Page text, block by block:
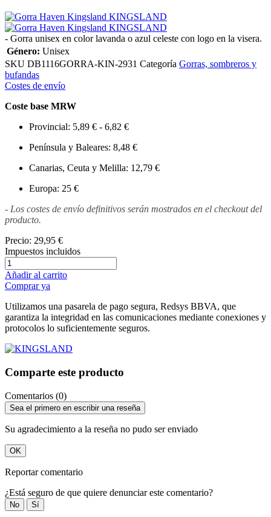
- Gorra unisex en color lavanda o azul celeste con logo en la visera.
Género: Unisex
SKU DB1116GORRA-KIN-2931 Categoría Gorras, sombreros y
bufandas
Costes de envío
Coste base MRW
Provincial: 5,89 € - 6,82 €
Península y Baleares: 8,48 €
Canarias, Ceuta y Melilla: 12,79 €
Europa: 25 €
- Los costes de envío definitivos serán mostrados en el checkout del
producto.
Precio: 29,95 €
Impuestos incluidos
Añadir al carrito
Comprar ya
Utilizamos una pasarela de pago segura, Redsys BBVA, que
garantiza la integridad en las comunicaciones mediante conexiones y
protocolos lo suficientemente seguros.
Comparte este producto
Comentarios (0)
Sea el primero en escribir una reseña
Su agradecimiento a la reseña no pudo ser enviado
OK
Reportar comentario
¿Está seguro de que quiere denunciar este comentario?
No Sí